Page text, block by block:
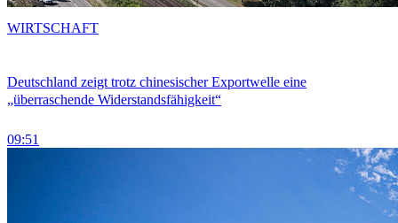
Deutschland zeigt trotz chinesischer Exportwelle eine
„überraschende Widerstandsfähigkeit“
09:51
WIRTSCHAFT